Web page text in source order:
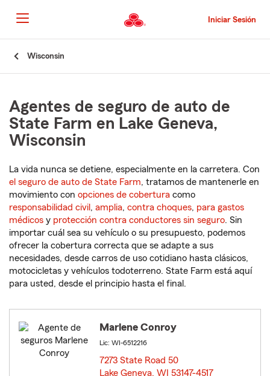
al
contenido
principal
Iniciar Sesión
Wisconsin
Agentes de seguro de auto de
State Farm en Lake Geneva,
Wisconsin
La vida nunca se detiene, especialmente en la carretera. Con
el seguro de auto de State Farm, tratamos de mantenerle en
movimiento con opciones de cobertura como
responsabilidad civil , amplia, contra choques, para gastos
médicos y protección contra conductores sin seguro. Sin
importar cuál sea su vehículo o su presupuesto, podemos
ofrecer la cobertura correcta que se adapte a sus
necesidades, desde carros de uso cotidiano hasta clásicos,
motocicletas y vehículos todoterreno. State Farm está aquí
para usted, desde el principio hasta el final.
Marlene Conroy
Lic: WI-6512216
7273 State Road 50
Lake Geneva, WI 53147-4517